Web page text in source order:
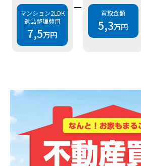
マンション2LDK
遺品整理費用
7,5万円
ー 買取金額
5,3万円